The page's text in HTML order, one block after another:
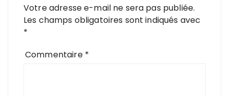
Votre adresse e-mail ne sera pas publiée.
Les champs obligatoires sont indiqués avec
*
Commentaire *